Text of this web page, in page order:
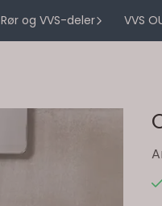
Rør og VVS-deler
VVS